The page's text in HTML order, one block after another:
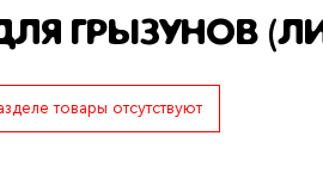
ГРЫЗУНОВ
товары отсутствуют